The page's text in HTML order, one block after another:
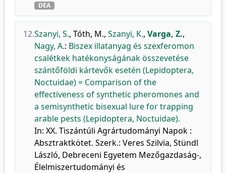
DEA
12.Szanyi, S., Tóth, M., Szanyi, K., Varga, Z.,
Nagy, A.: Biszex illatanyag és szexferomon
csalétkek hatékonyságának összevetése
szántőföldi kártevők esetén (Lepidoptera,
Noctuidae) = Comparison of the
effectiveness of synthetic pheromones and
a semisynthetic bisexual lure for trapping
arable pests (Lepidoptera, Noctuidae).
In: XX. Tiszántúli Agrártudományi Napok :
Absztraktkötet. Szerk.: Veres Szilvia, Stündl
László, Debreceni Egyetem Mezőgazdaság-,
Élelmiszertudományi és